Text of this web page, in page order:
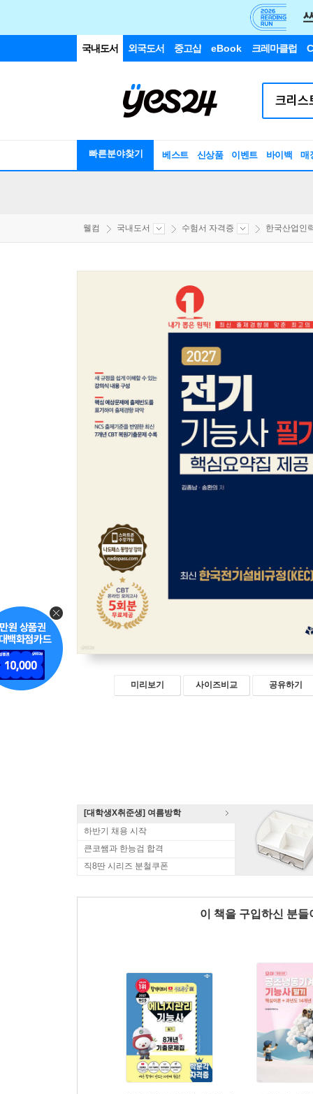
국내도서 외국도서 중고샵 eBook 크레마클럽
빠른분야찾기 베스트 신상품 이벤트 바이백 매
웰컴 국내도서 수험서 자격증 한국산업인
미리보기 사이즈비교 공유하기
[대학생X취준생] 여름방학
하반기 채용 시작
큰코쌤과 한능검 합격
직8딴 시리즈 분철쿠폰
이 책을 구입하신 분